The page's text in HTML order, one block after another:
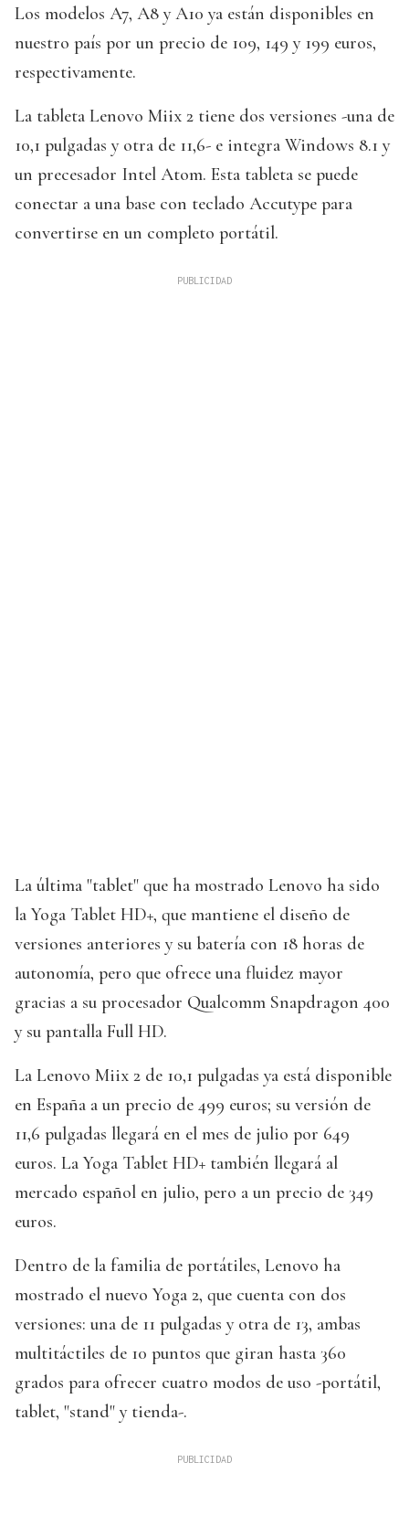
Los modelos A7, A8 y A10 ya están disponibles en
nuestro país por un precio de 109, 149 y 199 euros,
respectivamente.
La tableta Lenovo Miix 2 tiene dos versiones -una de
10,1 pulgadas y otra de 11,6- e integra Windows 8.1 y
un precesador Intel Atom. Esta tableta se puede
conectar a una base con teclado Accutype para
convertirse en un completo portátil.
La última "tablet" que ha mostrado Lenovo ha sido
la Yoga Tablet HD+, que mantiene el diseño de
versiones anteriores y su batería con 18 horas de
autonomía, pero que ofrece una fluidez mayor
gracias a su procesador Qualcomm Snapdragon 400
y su pantalla Full HD.
La Lenovo Miix 2 de 10,1 pulgadas ya está disponible
en España a un precio de 499 euros; su versión de
11,6 pulgadas llegará en el mes de julio por 649
euros. La Yoga Tablet HD+ también llegará al
mercado español en julio, pero a un precio de 349
euros.
Dentro de la familia de portátiles, Lenovo ha
mostrado el nuevo Yoga 2, que cuenta con dos
versiones: una de 11 pulgadas y otra de 13, ambas
multitáctiles de 10 puntos que giran hasta 360
grados para ofrecer cuatro modos de uso -portátil,
tablet, "stand" y tienda-.